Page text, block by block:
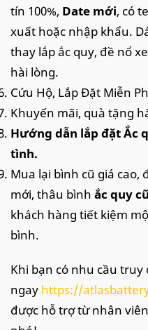
tín 100%, Date mới, có
xuất hoặc nhập khẩu.
thay lắp ắc quy, đề nổ
hài lòng.
Cứu Hộ, Lắp Đặt Miễn
Khuyến mãi, quà tặng
Hướng dẫn lắp đặt Ắc
tình.
Mua lại bình cũ giá cao,
mới, thâu bình ắc quy
khách hàng tiết kiệm
bình.
Khi bạn có nhu cầu truy
ngay https://
được hỗ trợ từ nhân